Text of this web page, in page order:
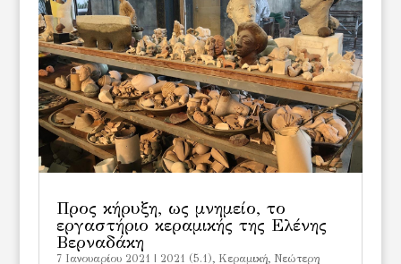
Προς κήρυξη, ως μνημείο, το
εργαστήριο κεραμικής της Ελένης
Βερναδάκη
7 Ιανουαρίου 2021 2021 (5.1), Κεραμική, Νεώτερη